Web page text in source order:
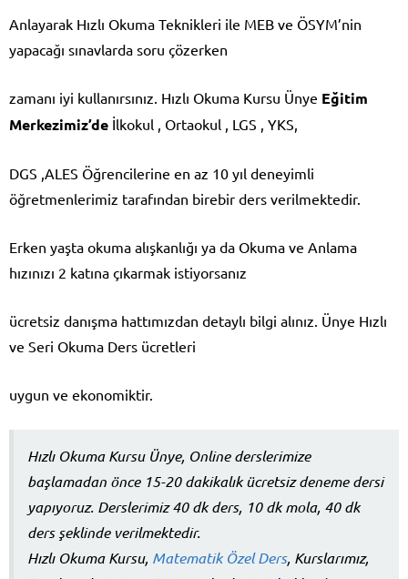
Anlayarak Hızlı Okuma Teknikleri ile MEB ve ÖSYM’nin
yapacağı sınavlarda soru çözerken
zamanı iyi kullanırsınız. Hızlı Okuma Kursu Ünye Eğitim
Merkezimiz’de İlkokul , Ortaokul , LGS , YKS,
DGS ,ALES Öğrencilerine en az 10 yıl deneyimli
öğretmenlerimiz tarafından birebir ders verilmektedir.
Erken yaşta okuma alışkanlığı ya da Okuma ve Anlama
hızınızı 2 katına çıkarmak istiyorsanız
ücretsiz danışma hattımızdan detaylı bilgi alınız. Ünye Hızlı
ve Seri Okuma Ders ücretleri
uygun ve ekonomiktir.
Hızlı Okuma Kursu Ünye, Online derslerimize
başlamadan önce 15-20 dakikalık ücretsiz deneme dersi
yapıyoruz. Derslerimiz 40 dk ders, 10 dk mola, 40 dk
ders şeklinde verilmektedir.
Hızlı Okuma Kursu, Matematik Özel Ders, Kurslarımız,